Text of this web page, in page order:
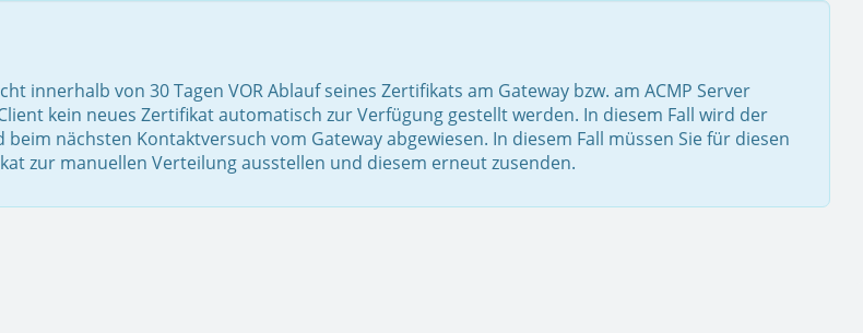
innerhalb von 30 Tagen VOR Ablauf seines Zertifikats am Gateway bzw. am ACMP Server
kein neues Zertifikat automatisch zur Verfügung gestellt werden. In diesem Fall wird der
nächsten Kontaktversuch vom Gateway abgewiesen. In diesem Fall müssen Sie für diesen
zur manuellen Verteilung ausstellen und diesem erneut zusenden.